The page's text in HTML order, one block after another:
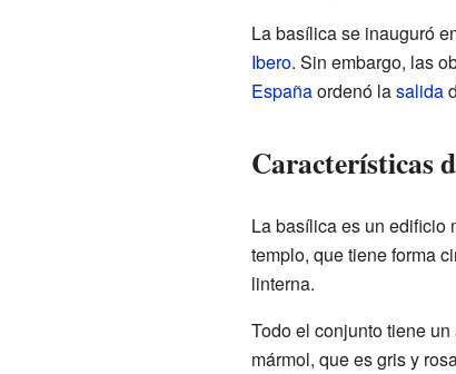
La basílica se inauguró
Ibero. Sin embargo, las
Españaordenó lasalida
Características
La basílica es un edificio
templo, que tiene forma
linterna.
Todo el conjunto tiene
mármol, que es gris y